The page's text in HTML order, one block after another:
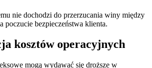
nie dochodzi do przerzucania winy między
poczucie bezpieczeństwa klienta.
kosztów operacyjnych
mogą wydawać się droższe w